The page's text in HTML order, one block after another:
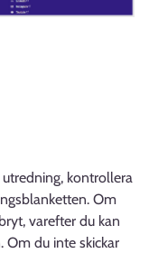
kontrollera
Om
varefter du kan
Om du inte skickar